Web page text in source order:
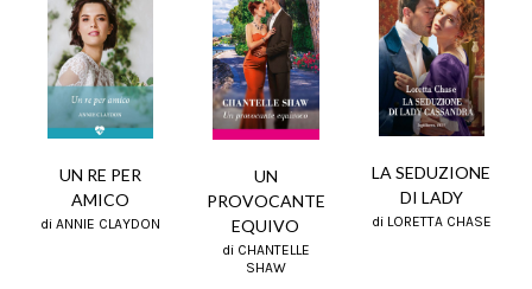
UN RE PER
AMICO
di ANNIE CLAYDON
UN
PROVOCANTE
EQUIVO
di CHANTELLE
SHAW
LA SEDUZIONE
DI LADY
di LORETTA CHASE